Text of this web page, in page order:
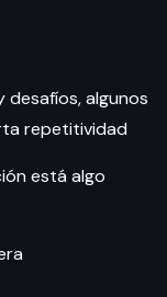
desafíos, algunos
repetitividad
está algo